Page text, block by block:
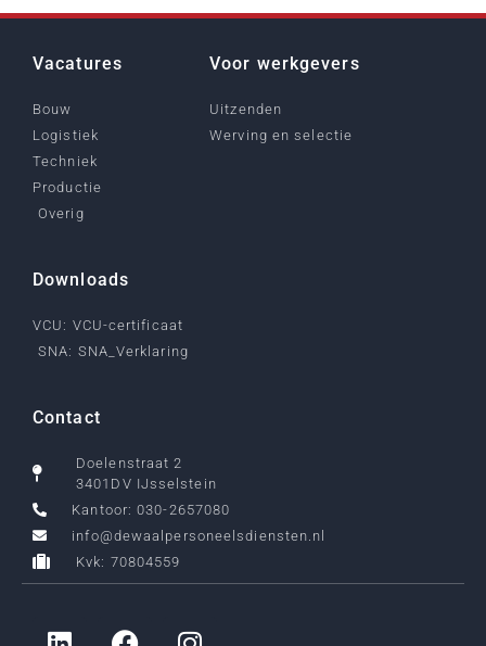
Vacatures
Bouw
Logistiek
Techniek
Productie
Overig
Voor werkgevers
Uitzenden
Werving en selectie
Downloads
VCU: VCU-certificaat
SNA: SNA_Verklaring
Contact
Doelenstraat 2
3401DV IJsselstein
Kantoor: 030-2657080
info@dewaalpersoneelsdiensten.nl
Kvk: 70804559